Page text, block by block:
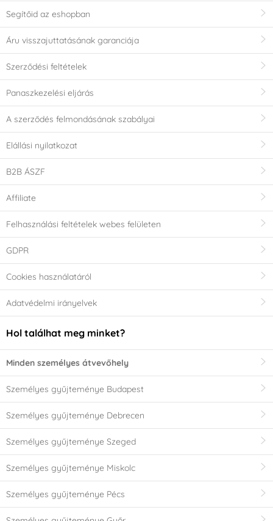
Segítőid az eshopban
Áru visszajuttatásának garanciája
Szerződési feltételek
Panaszkezelési eljárás
A szerződés felmondásának szabályai
Elállási nyilatkozat
B2B ÁSZF
Affiliate
Felhasználási feltételek webes felületen
GDPR
Cookies használatáról
Adatvédelmi irányelvek
Hol találhat meg minket?
Minden személyes átvevőhely
Személyes gyűjteménye Budapest
Személyes gyűjteménye Debrecen
Személyes gyűjteménye Szeged
Személyes gyűjteménye Miskolc
Személyes gyűjteménye Pécs